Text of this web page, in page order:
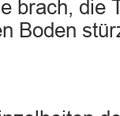
brach, die
Boden